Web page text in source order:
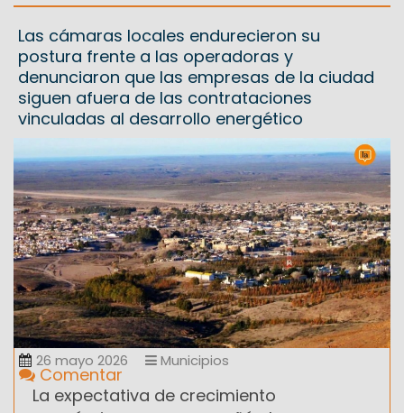
Las cámaras locales endurecieron su
postura frente a las operadoras y
denunciaron que las empresas de la ciudad
siguen afuera de las contrataciones
vinculadas al desarrollo energético
26 mayo 2026 Municipios
Comentar
La expectativa de crecimiento